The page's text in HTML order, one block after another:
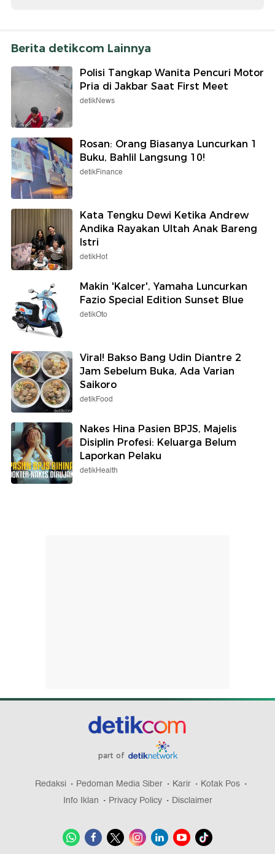
Berita detikcom Lainnya
Polisi Tangkap Wanita Pencuri Motor
Pria di Jakbar Saat First Meet
detikNews
Rosan: Orang Biasanya Luncurkan 1
Buku, Bahlil Langsung 10!
detikFinance
Kata Tengku Dewi Ketika Andrew
Andika Rayakan Ultah Anak Bareng
Istri
detikHot
Makin 'Kalcer', Yamaha Luncurkan
Fazio Special Edition Sunset Blue
detikOto
Viral! Bakso Bang Udin Diantre 2
Jam Sebelum Buka, Ada Varian
Saikoro
detikFood
Nakes Hina Pasien BPJS, Majelis
Disiplin Profesi: Keluarga Belum
Laporkan Pelaku
detikHealth
part of
Redaksi Pedoman Media Siber Karir
Kotak Pos
Info Iklan
Privacy Policy Disclaimer